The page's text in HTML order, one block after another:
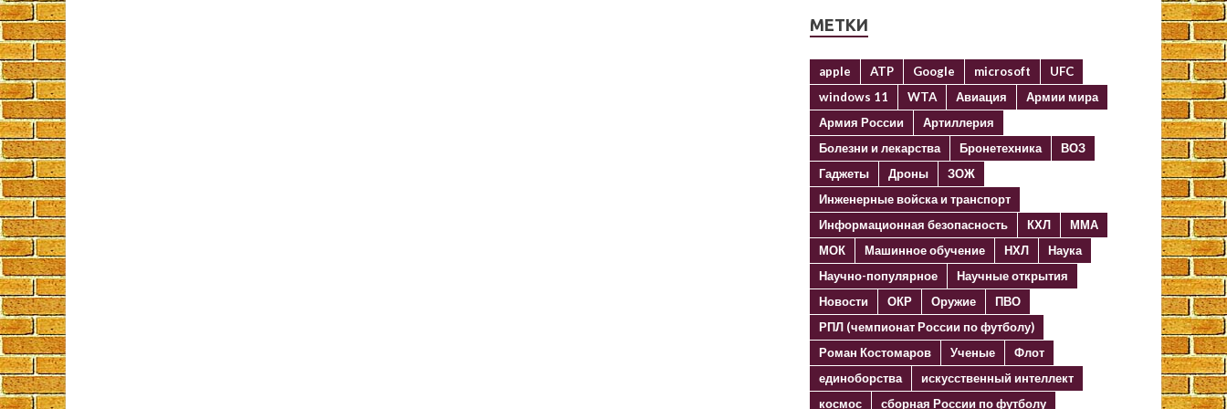
МЕТКИ
apple ATP Google microsoft
UFC
windows 11
WTA Авиация
Армии мира
Армия России
Артиллерия
Болезни и лекарства
Бронетехника
ВОЗ
Гаджеты
Дроны
ЗОЖ
Инженерные войска и транспорт
Информационная безопасность
КХЛ
ММА
МОК
Машинное обучение НХЛ
Наука
Научно-популярное
Научные открытия
Новости
ОКР Оружие
ПВО
РПЛ (чемпионат России по футболу)
Роман Костомаров
Ученые
Флот
единоборства
искусственный интеллект
космос
сборная России по футболу